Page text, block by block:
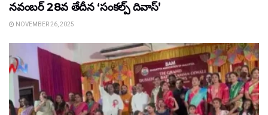
నవంబర్ 28వ తేదీన ‘సంకల్ప్ దివాస్’
NOVEMBER 26, 2025